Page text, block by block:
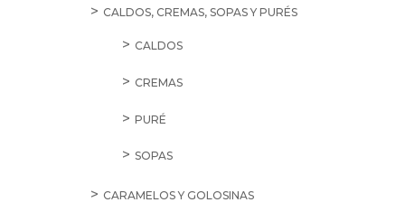
CALDOS, CREMAS, SOPAS Y PURÉS
CALDOS
CREMAS
PURÉ
SOPAS
CARAMELOS Y GOLOSINAS